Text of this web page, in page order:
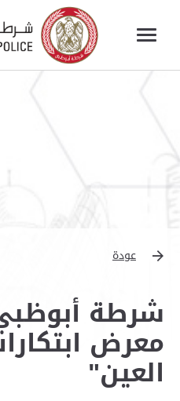
عودة
شرطة
معرض
العين"